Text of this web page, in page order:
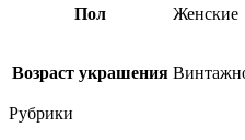
Пол Женские
Возраст украшения
Рубрики